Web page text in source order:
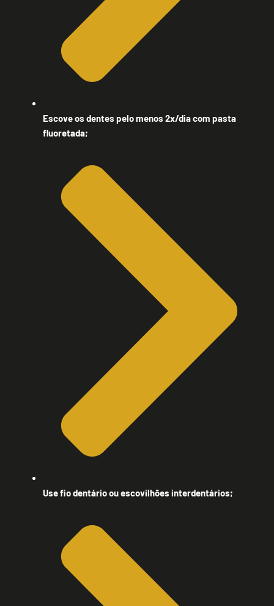
Escove os dentes pelo menos 2x/dia com pasta
fluoretada;
Use fio dentário ou escovilhões interdentários;